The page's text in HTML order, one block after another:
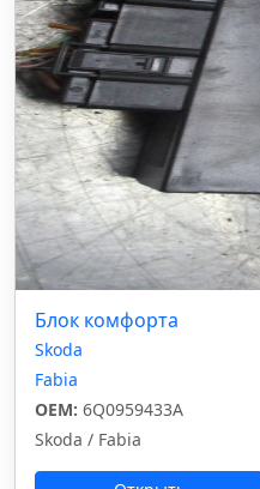
Блок комфорта
Skoda
Fabia
OEM: 6Q0959433A
Skoda / Fabia